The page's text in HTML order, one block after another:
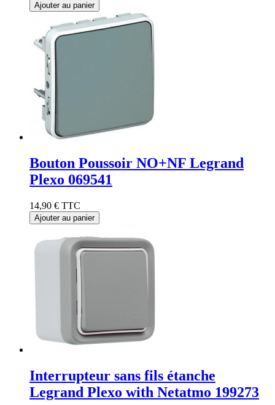
Ajouter au panier
Bouton Poussoir NO+NF Legrand
Plexo 069541
14,90 € TTC
Ajouter au panier
Interrupteur sans fils étanche
Legrand Plexo with Netatmo 199273